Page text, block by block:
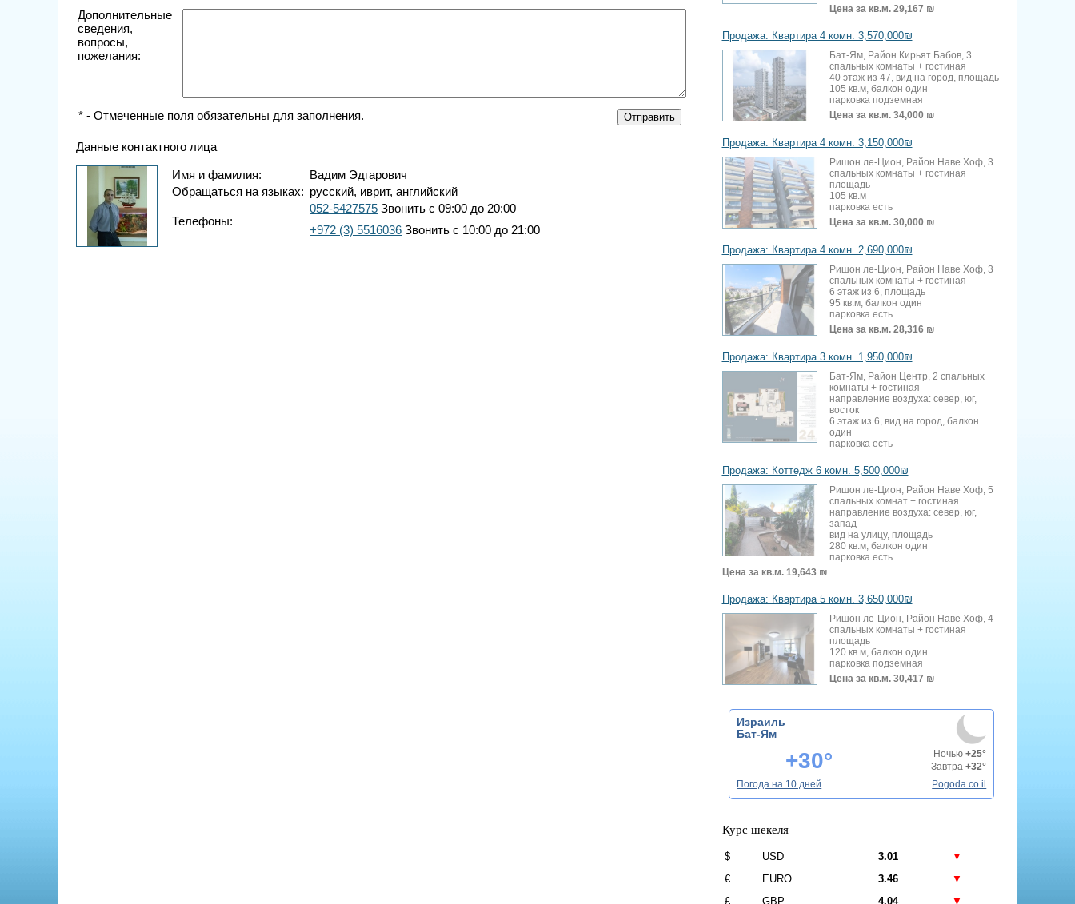
Дополнительные
сведения,
вопросы,
пожелания:
* - Отмеченные поля обязательны для заполнения.
Данные контактного лица
Имя и фамилия:
Вадим Эдгарович
Обращаться на языках: русский, иврит, английский
Телефоны:
052-5427575 Звонить с 09:00 до 20:00
+972 (3) 5516036 Звонить с 10:00 до 21:00
Цена за кв.м. 29,167 ₪
Продажа: Квартира 4 комн. 3,570,000₪
Бат-Ям, Район Кирьят Бабов, 3
спальных комнаты + гостиная
40 этаж из 47, вид на город, площадь
105 кв.м, балкон один
парковка подземная
Цена за кв.м. 34,000 ₪
Продажа: Квартира 4 комн. 3,150,000₪
Ришон ле-Цион, Район Наве Хоф, 3
спальных комнаты + гостиная
площадь
105 кв.м
парковка есть
Цена за кв.м. 30,000 ₪
Продажа: Квартира 4 комн. 2,690,000₪
Ришон ле-Цион, Район Наве Хоф, 3
спальных комнаты + гостиная
6 этаж из 6, площадь
95 кв.м, балкон один
парковка есть
Цена за кв.м. 28,316 ₪
Продажа: Квартира 3 комн. 1,950,000₪
Бат-Ям, Район Центр, 2 спальных
комнаты + гостиная
направление воздуха: север, юг,
восток
6 этаж из 6, вид на город, балкон
один
парковка есть
Продажа: Коттедж 6 комн. 5,500,000₪
Ришон ле-Цион, Район Наве Хоф, 5
спальных комнат + гостиная
направление воздуха: север, юг,
запад
вид на улицу, площадь
280 кв.м, балкон один
парковка есть
Цена за кв.м. 19,643 ₪
Продажа: Квартира 5 комн. 3,650,000₪
Ришон ле-Цион, Район Наве Хоф, 4
спальных комнаты + гостиная
площадь
120 кв.м, балкон один
парковка подземная
Цена за кв.м. 30,417 ₪
Израиль
Бат-Ям
+30° Ночью+25°
Завтра+32°
Погода на 10 дней
Pogoda.co.il
Курс шекеля
$ USD 3.01
▼
€
EURO 3.46
▼
£
GBP 4.04 ▼